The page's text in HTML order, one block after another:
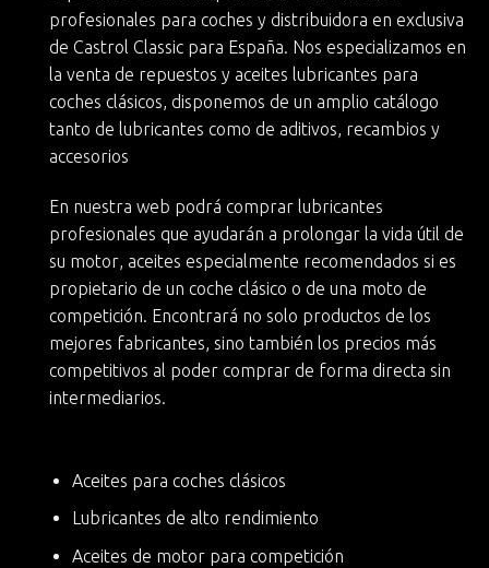
profesionales para coches y distribuidora en exclusiva
de Castrol Classic para España. Nos especializamos en
la venta de repuestos y aceites lubricantes para
coches clásicos, disponemos de un amplio catálogo
tanto de lubricantes como de aditivos, recambios y
accesorios
En nuestra web podrá comprar lubricantes
profesionales que ayudarán a prolongar la vida útil de
su motor, aceites especialmente recomendados si es
propietario de un coche clásico o de una moto de
competición. Encontrará no solo productos de los
mejores fabricantes, sino también los precios más
competitivos al poder comprar de forma directa sin
intermediarios.
Aceites para coches clásicos
Lubricantes de alto rendimiento
Aceites de motor para competición